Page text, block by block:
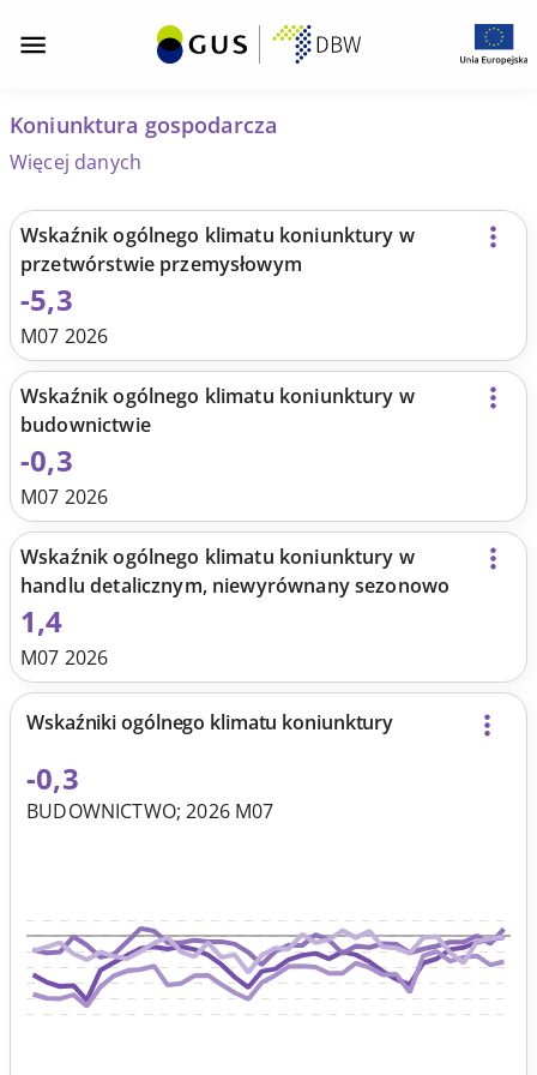
Koniunktura
-
Dashboardy
DBW
Przejdź
z
nawigacją
Przejdź
zasobów
DBW
Przejdź
sekcji
dashboardu
Przejdź
sekcji
dashboardu
Przejdź
Koniunktura gospodarcza
Więcej danych
Sekcja
prezentująca
wartości
dla
trzech
wskaźników
oraz
wykresy
Wskaźnik ogólnego klimatu koniunktury w
przetwórstwie przemysłowym
-5,3
M07 2026
Wskaźnik ogólnego klimatu koniunktury w
budownictwie
-0,3
M07 2026
Wskaźnik ogólnego klimatu koniunktury w
handlu detalicznym, niewyrównany sezonowo
1,4
M07 2026
Wskaźniki ogólnego klimatu koniunktury
-0,3
BUDOWNICTWO; 2026 M07